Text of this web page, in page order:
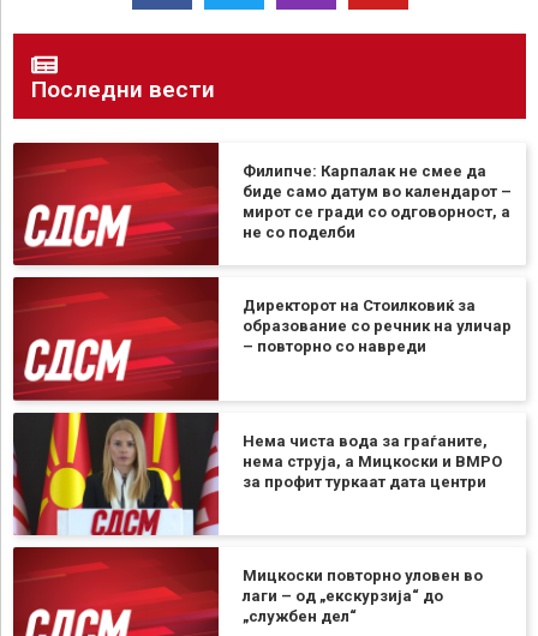
Последни вести
Филипче: Карпалак не смее да
биде само датум во календарот –
мирот се гради со одговорност, а
не со поделби
Директорот на Стоилковиќ за
образование со речник на уличар
– повторно со навреди
Нема чиста вода за граѓаните,
нема струја, а Мицкоски и ВМРО
за профит туркаат дата центри
Мицкоски повторно уловен во
лаги – од „екскурзија“ до
„службен дел“